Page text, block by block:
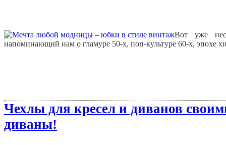
Вот уже
напоминающий нам о гламуре 50-х, поп-культуре 60-х, эпохе
Чехлы для кресел и диванов
диваны!